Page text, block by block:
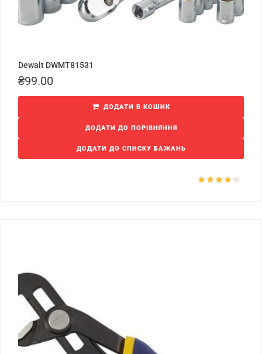
Dewalt DWMT81531
₴99.00
ДОДАТИ В КОШИК
ДОДАТИ ДО ПОРІВНЯННЯ
ДОДАТИ ДО СПИСКУ БАЖАНЬ